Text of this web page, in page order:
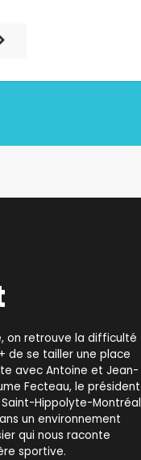
on retrouve la difficulté
de se tailler une place
avec Antoine et Jean-
Fecteau, le président
Hippolyte-Montréal
un environnement
qui nous raconte
sportive.